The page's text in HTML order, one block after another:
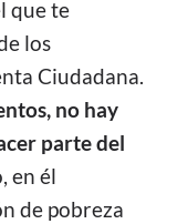
que te
los
Ciudadana.
no hay
parte del
en él
de pobreza